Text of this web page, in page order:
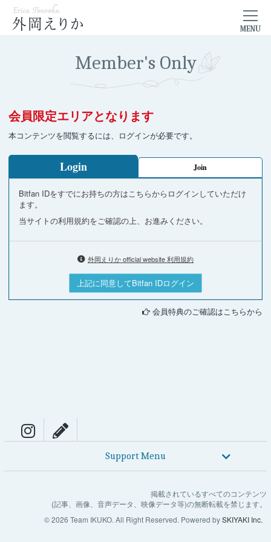
Member's Only
会員限定エリアとなります
本コンテンツを閲覧するには、ログインが必要です。
Login Join
Bitfan IDをすでにお持ちの方はこちらからログインしていただけ
ます。
当サイトの利用規約をご確認の上、お進みください。
外岡えりか official website 利用規約
上記に同意してBitfan IDログイン
会員特典のご確認はこちらから
Support Menu
掲載されているすべてのコンテンツ
(記事、画像、音声データ、映像データ等)の無断転載を禁じます。
© 2026 Team IKUKO. All Right Reserved. Powered bySKIYAKI Inc.